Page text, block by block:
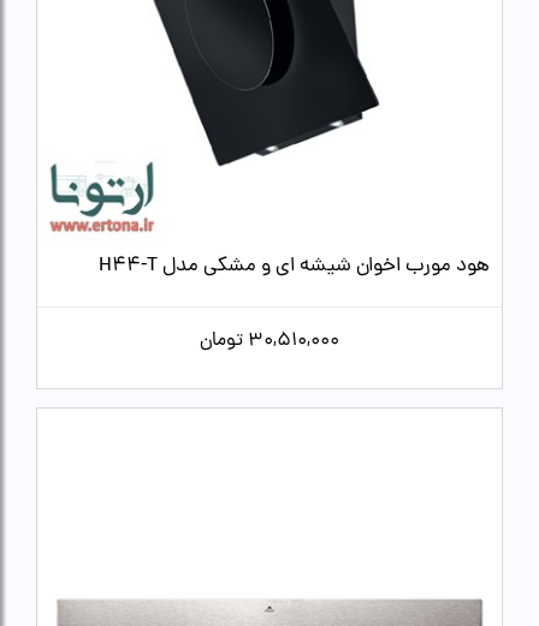
هود مورب اخوان شیشه ای و مشکی مدل H44-T
30,510,000 تومان